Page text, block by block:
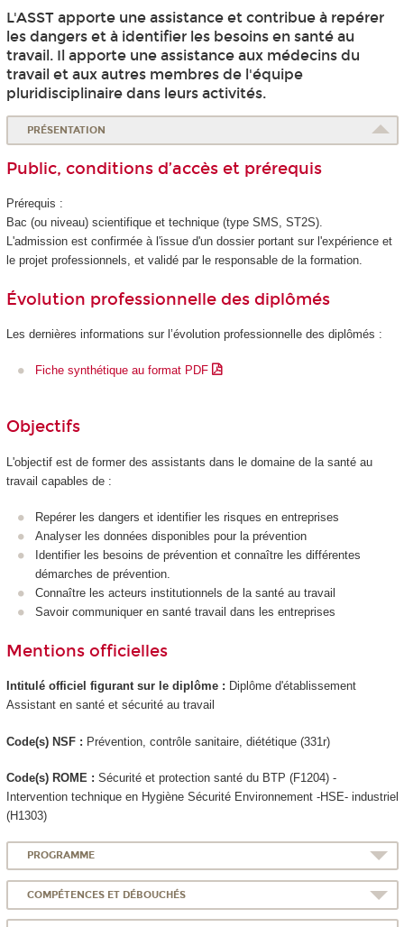
L'ASST apporte une assistance et contribue à repérer
les dangers et à identifier les besoins en santé au
travail. Il apporte une assistance aux médecins du
travail et aux autres membres de l'équipe
pluridisciplinaire dans leurs activités.
PRÉSENTATION
Public, conditions d’accès et prérequis
Prérequis :
Bac (ou niveau) scientifique et technique (type SMS, ST2S).
L'admission est confirmée à l'issue d'un dossier portant sur l'expérience et
le projet professionnels, et validé par le responsable de la formation.
Évolution professionnelle des diplômés
Les dernières informations sur l’évolution professionnelle des diplômés :
Fiche synthétique au format PDF
Objectifs
L'objectif est de former des assistants dans le domaine de la santé au
travail capables de :
Repérer les dangers et identifier les risques en entreprises
Analyser les données disponibles pour la prévention
Identifier les besoins de prévention et connaître les différentes
démarches de prévention.
Connaître les acteurs institutionnels de la santé au travail
Savoir communiquer en santé travail dans les entreprises
Mentions officielles
Intitulé officiel figurant sur le diplôme : Diplôme d'établissement
Assistant en santé et sécurité au travail
Code(s) NSF : Prévention, contrôle sanitaire, diététique (331r)
Code(s) ROME : Sécurité et protection santé du BTP (F1204) -
Intervention technique en Hygiène Sécurité Environnement -HSE- industriel
(H1303)
PROGRAMME
COMPÉTENCES ET DÉBOUCHÉS